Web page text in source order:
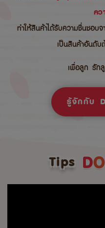
คว
ทำให้สินค้าได้รับความชื่นชอบ
เป็นสินค้าอันดับ
เพื่อลูก รัก
รู้จักกับ
Tips